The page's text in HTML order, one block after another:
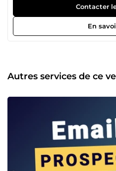
prospection ultra-efficaces et
optimisés, je vous offre bien
véritable levier de croissance.
travaillant avec moi : Clarté &amp; Décision (Data) : Fini les
Prospection) : Vos emails ne
conçois des messages
Vente) : Imaginez un
découverte jusqu'à l'achat. Je
de vente automatisés et
visiteurs en acheteurs satisfaits, sans
est simple : comprendre vos
et déployer des stratégies sur
résultats concrets. Des
Contacter
En
Autres services de ce